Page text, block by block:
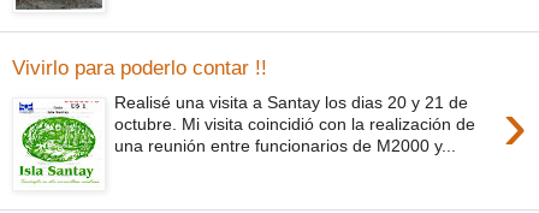
Vivirlo para poderlo contar !!
›
Realisé una visita a Santay los dias 20 y 21 de
octubre. Mi visita coincidió con la realización de
una reunión entre funcionarios de M2000 y...